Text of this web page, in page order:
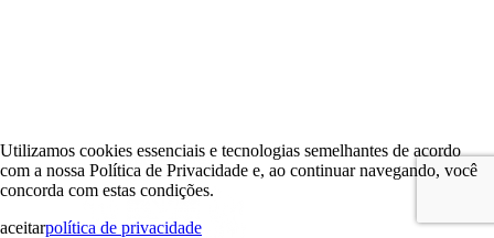
Utilizamos cookies essenciais e tecnologias semelhantes de acordo
com a nossa Política de Privacidade e, ao continuar navegando, você
concorda com estas condições.
aceitarpolítica de privacidade